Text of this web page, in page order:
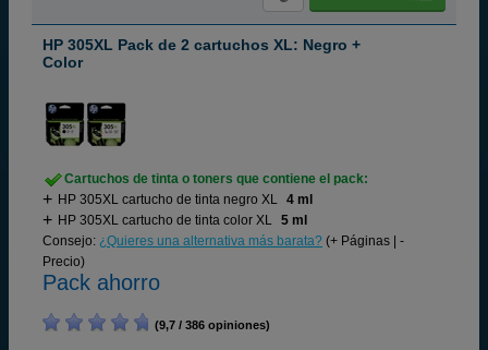
HP 305XL Pack de 2 cartuchos XL: Negro +
Color
Cartuchos de tinta o toners que contiene el pack:
HP 305XL cartucho de tinta negro XL 4 ml
HP 305XL cartucho de tinta color XL 5 ml
Consejo: ¿Quieres una alternativa más barata? (+ Páginas | -
Precio)
Pack ahorro
(9,7 / 386 opiniones)